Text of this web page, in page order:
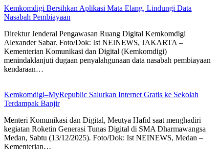
Kemkomdigi Bersihkan Aplikasi Mata Elang, Lindungi Data
Nasabah Pembiayaan
Direktur Jenderal Pengawasan Ruang Digital Kemkomdigi
Alexander Sabar. Foto/Dok: Ist NEINEWS, JAKARTA –
Kementerian Komunikasi dan Digital (Kemkomdigi)
menindaklanjuti dugaan penyalahgunaan data nasabah pembiayaan
kendaraan…
Kemkomdigi–MyRepublic Salurkan Internet Gratis ke Sekolah
Terdampak Banjir
Menteri Komunikasi dan Digital, Meutya Hafid saat menghadiri
kegiatan Roketin Generasi Tunas Digital di SMA Dharmawangsa
Medan, Sabtu (13/12/2025). Foto/Dok: Ist NEINEWS, Medan –
Kementerian…